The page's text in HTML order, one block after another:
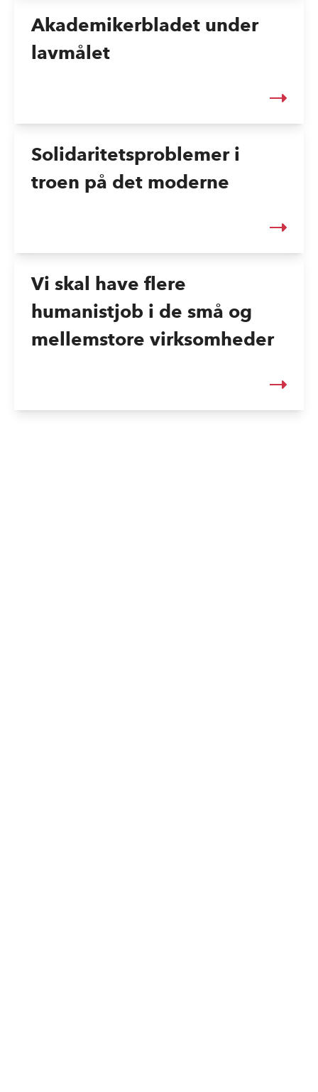
Akademikerbladet under
lavmålet
Solidaritetsproblemer i
troen på det moderne
Vi skal have flere
humanistjob i de små og
mellemstore virksomheder